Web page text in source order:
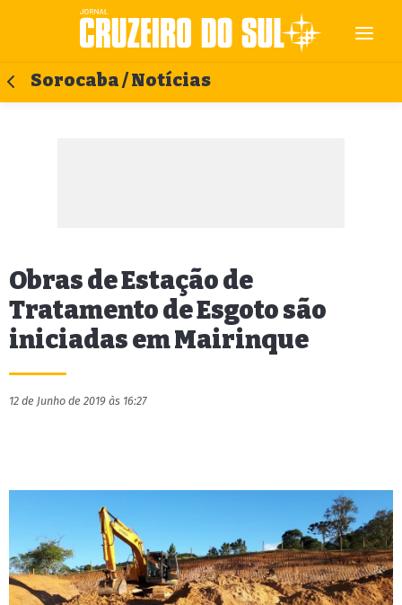
Sorocaba / Notícias
Obras de Estação de
Tratamento de Esgoto são
iniciadas em Mairinque
12 de Junho de 2019 às 16:27